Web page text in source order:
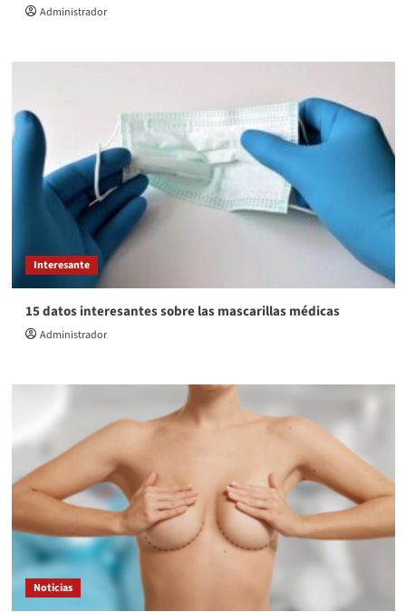
Administrador
Interesante
15 datos interesantes sobre las mascarillas médicas
Administrador
Noticias